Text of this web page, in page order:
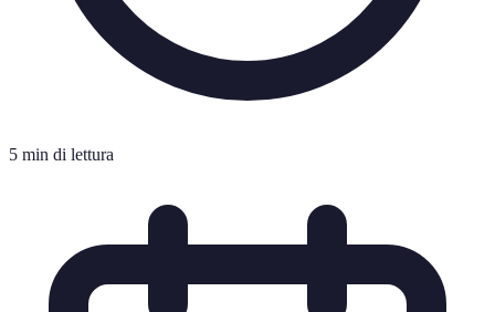
5 min di lettura